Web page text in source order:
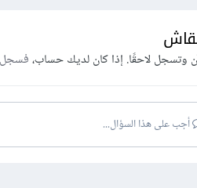
وتسجل لاحقًا. إذا كان لديك حساب،فسجل
أجب على هذا السؤال...